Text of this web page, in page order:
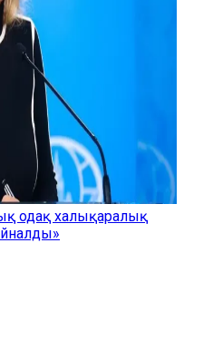
одақ халықаралық